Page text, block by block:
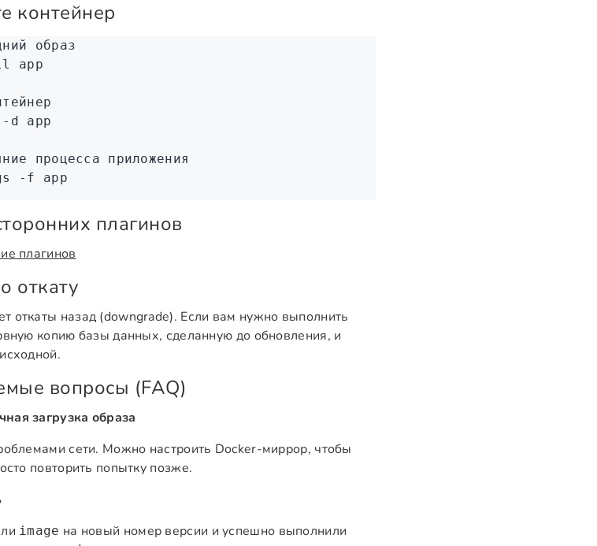
контейнер
образ
app
-d app
процесса приложения
-f app
плагинов
плагинов
откату
откаты назад (downgrade). Если вам нужно выполнить
копию базы данных, сделанную до обновления, и
вопросы (FAQ)
загрузка образа
сети. Можно настроить Docker-миррор, чтобы
повторить попытку позже.
image на новый номер версии и успешно выполнили